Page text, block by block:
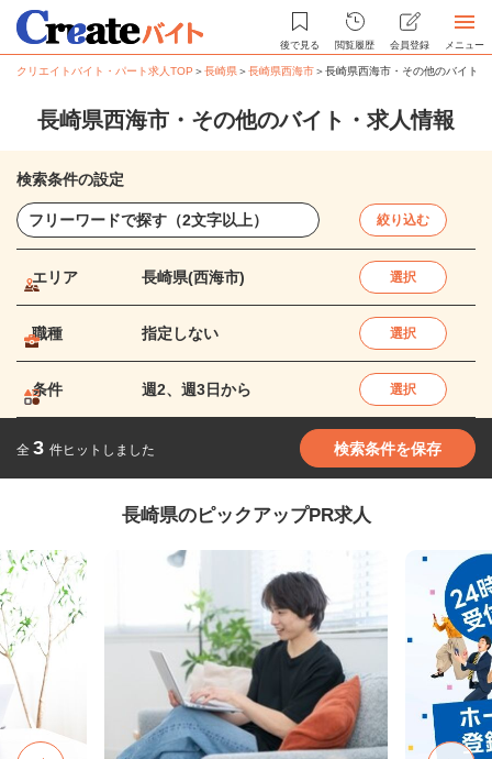
後で見る 閲覧履歴 会員登録 メニュー
クリエイトバイト・パート求人TOP ＞長崎県＞長崎県西海市＞長崎県西海市・その他のバイト
長崎県西海市・その他のバイト・求人情報
検索条件の設定
絞り込む
エリア 長崎県(西海市) 選択
職種 指定しない 選択
条件 週2、週3日から 選択
全 3 件ヒットしました 検索条件を保存
長崎県のピックアップPR求人